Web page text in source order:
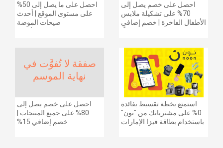
احصل على ما يصل إلى 50%
على مستوى الموقع | أحدث
صيحات الموضة
احصل على خصم يصل إلى
70% على تشكيلة ملابس
الأطفال الفاخرة | خصم إضافي
صفقة لا تُفوَّت في
نهاية الموسم
احصل على خصم يصل إلى
80% على جميع المنتجات |
خصم إضافي 15%
استمتع بخطة تقسيط بفائدة
0% على مشترياتك من "نون"
باستخدام بطاقة فيزا الإمارات